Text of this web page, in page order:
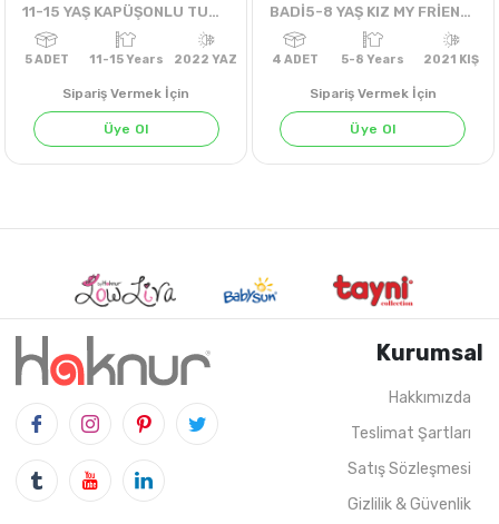
11-15 YAŞ KAPÜŞONLU TUNİK
Sipariş Vermek İçin
Üye Ol
BADİ5-8 YAŞ KIZ MY FRİEND TEK BADİ
Sipariş Vermek İçin
Üye Ol
Kurumsal
Hakkımızda
Teslimat Şartları
Satış Sözleşmesi
Gizlilik & Güvenlik